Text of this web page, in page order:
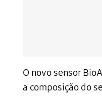
O novo sensor
a composição do